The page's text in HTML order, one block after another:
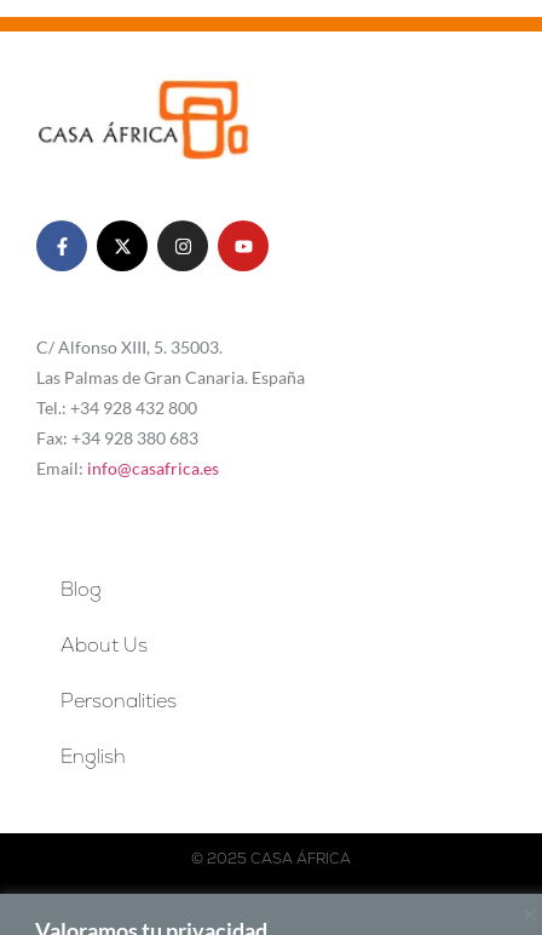
Valoramos tu privacidad
C/ Alfonso XIII, 5. 35003.
Las Palmas de Gran Canaria. España
Tel.: +34 928 432 800
Fax: +34 928 380 683
Email: info@casafrica.es
Blog
About Us
Personalities
English
© 2025 CASA ÁFRICA